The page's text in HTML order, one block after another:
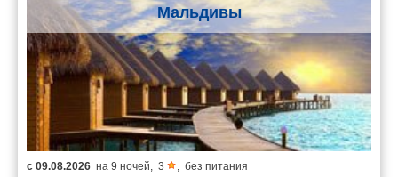
Мальдивы
с 09.08.2026 на 9 ночей 3
без питания